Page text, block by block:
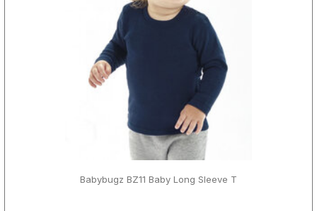
Babybugz BZ11 Baby Long Sleeve T